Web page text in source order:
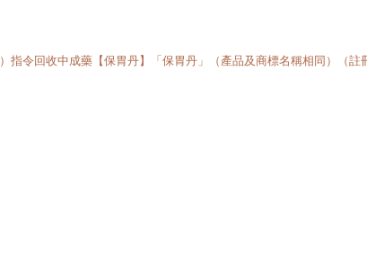
指令回收中成藥【保胃丹】「保胃丹」（產品及商標名稱相同）（